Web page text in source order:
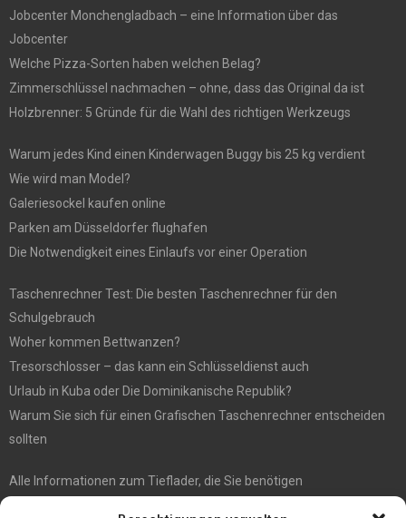
Jobcenter Monchengladbach – eine Information über das
Jobcenter
Welche Pizza-Sorten haben welchen Belag?
Zimmerschlüssel nachmachen – ohne, dass das Original da ist
Holzbrenner: 5 Gründe für die Wahl des richtigen Werkzeugs
Warum jedes Kind einen Kinderwagen Buggy bis 25 kg verdient
Wie wird man Model?
Galeriesockel kaufen online
Parken am Düsseldorfer flughafen
Die Notwendigkeit eines Einlaufs vor einer Operation
Taschenrechner Test: Die besten Taschenrechner für den
Schulgebrauch
Woher kommen Bettwanzen?
Tresorschlosser – das kann ein Schlüsseldienst auch
Urlaub in Kuba oder Die Dominikanische Republik?
Warum Sie sich für einen Grafischen Taschenrechner entscheiden
sollten
Alle Informationen zum Tieflader, die Sie benötigen